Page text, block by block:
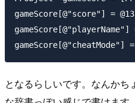
gameScore[@"score"] =
となるらしいです。なんか